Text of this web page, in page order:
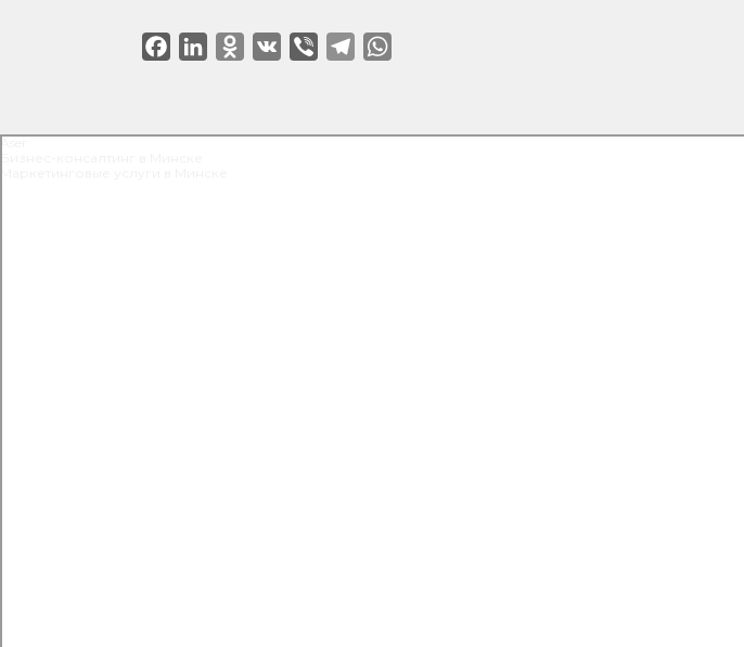
FacebookLinkedInOdnoklassniki
VK Viber Telegram